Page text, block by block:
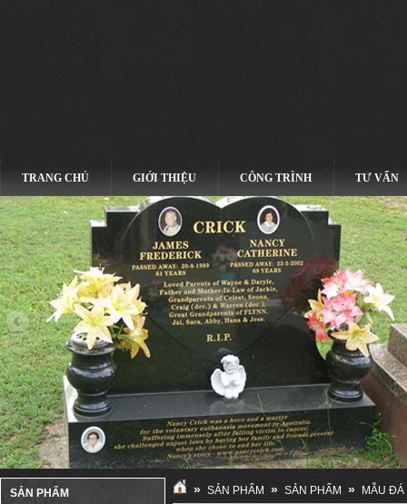
TRANG CHỦ GIỚI THIỆU CÔNG TRÌNH TƯ VẤN
SẢN PHẨM
» SẢN PHẨM » SẢN PHẨM » MẪU ĐÁ